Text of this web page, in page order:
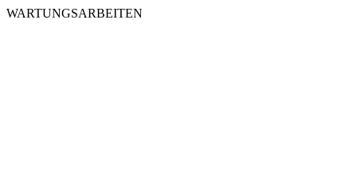
WARTUNGSARBEITEN